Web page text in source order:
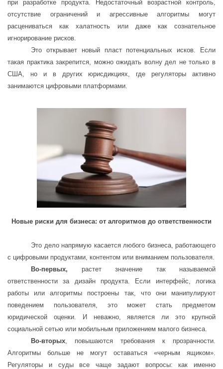
при разработке продукта. Недостаточный возрастной контроль,
отсутствие ограничений и агрессивные алгоритмы могут
расцениваться как халатность или даже как сознательное
игнорирование рисков.
Это открывает новый пласт потенциальных исков. Если
такая практика закрепится, можно ожидать волну дел не только в
США, но и в других юрисдикциях, где регуляторы активно
занимаются цифровыми платформами.
Новые риски для бизнеса: от алгоритмов до ответственности
Это дело напрямую касается любого бизнеса, работающего
с цифровыми продуктами, контентом или вниманием пользователя.
Во-первых, растет значение так называемой
ответственности за дизайн продукта. Если интерфейс, логика
работы или алгоритмы построены так, что они манипулируют
поведением пользователя, это может стать предметом
юридической оценки. И неважно, является ли это крупной
социальной сетью или мобильным приложением малого бизнеса.
Во-вторых, повышаются требования к прозрачности.
Алгоритмы больше не могут оставаться «черным ящиком».
Регуляторы и суды все чаще задают вопросы: как именно